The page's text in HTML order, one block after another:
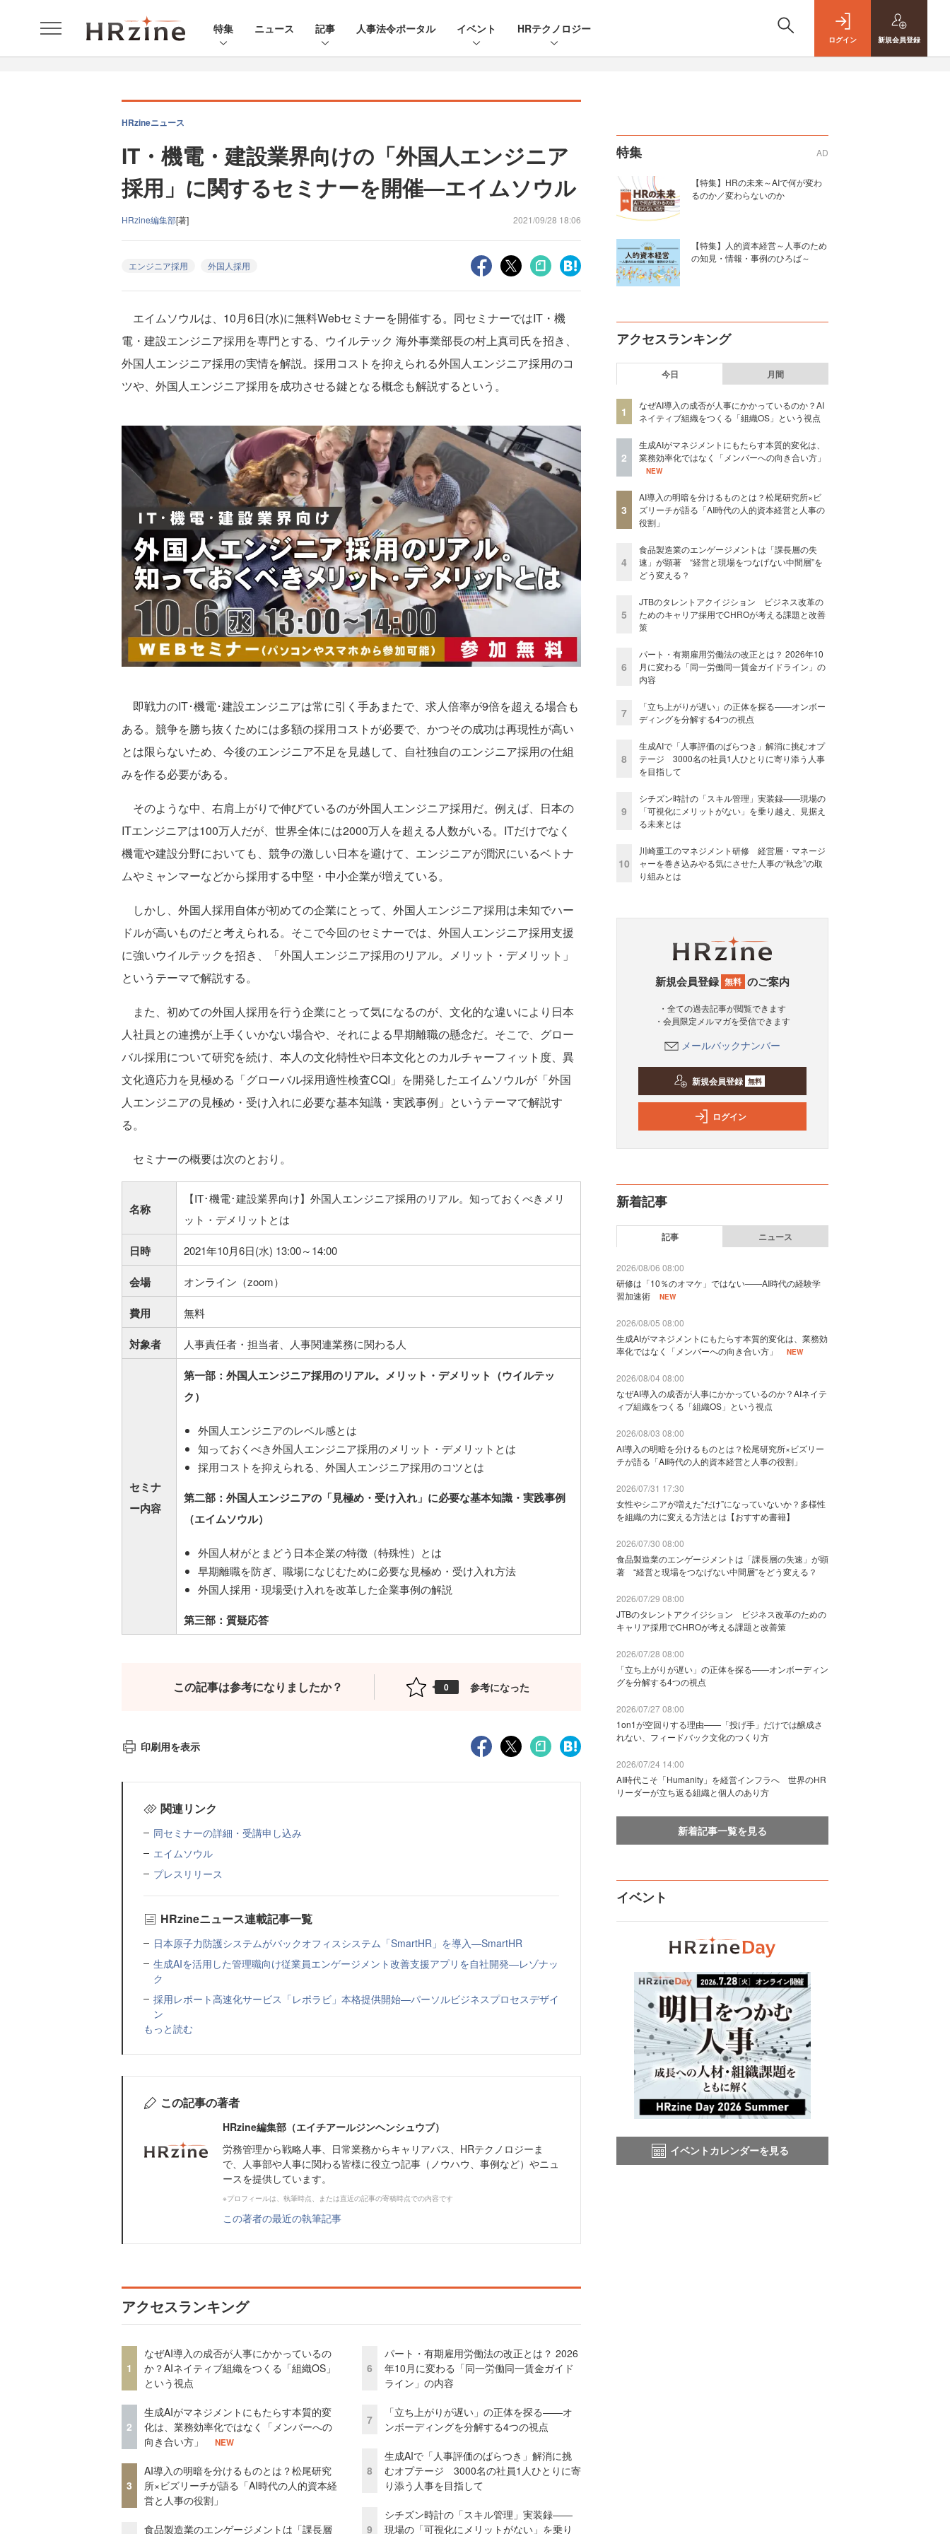
特集 ニュース 記事 人事法令ポータル イベント HRテクノロジー
ログイン 新規会員登録
HRzineニュース
IT・機電・建設業界向けの「外国人エンジニア
採用」に関するセミナーを開催―エイムソウル
HRzine編集部[著] 2021/09/28 18:06
エンジニア採用 外国人採用
エイムソウルは、10月6日(水)に無料Webセミナーを開催する。同セミナーではIT・機
電・建設エンジニア採用を専門とする、ウイルテック 海外事業部長の村上真司氏を招き、
外国人エンジニア採用の実情を解説。採用コストを抑えられる外国人エンジニア採用のコ
ツや、外国人エンジニア採用を成功させる鍵となる概念も解説するという。
即戦力のIT･機電･建設エンジニアは常に引く手あまたで、求人倍率が9倍を超える場合も
ある。競争を勝ち抜くためには多額の採用コストが必要で、かつその成功は再現性が高い
とは限らないため、今後のエンジニア不足を見越して、自社独自のエンジニア採用の仕組
みを作る必要がある。
そのような中、右肩上がりで伸びているのが外国人エンジニア採用だ。例えば、日本の
ITエンジニアは100万人だが、世界全体には2000万人を超える人数がいる。ITだけでなく
機電や建設分野においても、競争の激しい日本を避けて、エンジニアが潤沢にいるベトナ
ムやミャンマーなどから採用する中堅・中小企業が増えている。
しかし、外国人採用自体が初めての企業にとって、外国人エンジニア採用は未知でハー
ドルが高いものだと考えられる。そこで今回のセミナーでは、外国人エンジニア採用支援
に強いウイルテックを招き、「外国人エンジニア採用のリアル。メリット・デメリット」
というテーマで解説する。
また、初めての外国人採用を行う企業にとって気になるのが、文化的な違いにより日本
人社員との連携が上手くいかない場合や、それによる早期離職の懸念だ。そこで、グロー
バル採用について研究を続け、本人の文化特性や日本文化とのカルチャーフィット度、異
文化適応力を見極める「グローバル採用適性検査CQI」を開発したエイムソウルが「外国
人エンジニアの見極め・受け入れに必要な基本知識・実践事例」というテーマで解説す
る。
セミナーの概要は次のとおり。
名称
【IT･機電･建設業界向け】外国人エンジニア採用のリアル。知っておくべきメリ
ット・デメリットとは
日時 2021年10月6日(水) 13:00～14:00
会場 オンライン（zoom）
費用 無料
対象者 人事責任者・担当者、人事関連業務に関わる人
セミナ
ー内容
第一部：外国人エンジニア採用のリアル。メリット・デメリット（ウイルテッ
ク）
外国人エンジニアのレベル感とは
知っておくべき外国人エンジニア採用のメリット・デメリットとは
採用コストを抑えられる、外国人エンジニア採用のコツとは
第二部：外国人エンジニアの「見極め・受け入れ」に必要な基本知識・実践事例
（エイムソウル）
外国人材がとまどう日本企業の特徴（特殊性）とは
早期離職を防ぎ、職場になじむために必要な見極め・受け入れ方法
外国人採用・現場受け入れを改革した企業事例の解説
第三部：質疑応答
この記事は参考になりましたか？ 0 参考になった
印刷用を表示
関連リンク
同セミナーの詳細・受講申し込み
エイムソウル
プレスリリース
HRzineニュース連載記事一覧
日本原子力防護システムがバックオフィスシステム「SmartHR」を導入—SmartHR
生成AIを活用した管理職向け従業員エンゲージメント改善支援アプリを自社開発—レゾナッ
ク
採用レポート高速化サービス「レポラビ」本格提供開始—パーソルビジネスプロセスデザイ
ン
もっと読む
この記事の著者
HRzine編集部（エイチアールジンヘンシュウブ）
労務管理から戦略人事、日常業務からキャリアパス、HRテクノロジーま
で、人事部や人事に関わる皆様に役立つ記事（ノウハウ、事例など）やニュ
ースを提供しています。
※プロフィールは、執筆時点、または直近の記事の寄稿時点での内容です
この著者の最近の執筆記事
アクセスランキング
1
なぜAI導入の成否が人事にかかっているの
か？AIネイティブ組織をつくる「組織OS」
という視点
2
生成AIがマネジメントにもたらす本質的変
化は、業務効率化ではなく「メンバーへの
向き合い方」
NEW
3
AI導入の明暗を分けるものとは？松尾研究
所×ビズリーチが語る「AI時代の人的資本経
営と人事の役割」
食品製造業のエンゲージメントは「課長層
6
パート・有期雇用労働法の改正とは？ 2026
年10月に変わる「同一労働同一賃金ガイド
ライン」の内容
7
「立ち上がりが遅い」の正体を探る——オ
ンボーディングを分解する4つの視点
8
生成AIで「人事評価のばらつき」解消に挑
むオプテージ 3000名の社員1人ひとりに寄
り添う人事を目指して
9
シチズン時計の「スキル管理」実装録——
現場の「可視化にメリットがない」を乗り
特集 AD
【特集】HRの未来～AIで何が変わ
るのか／変わらないのか
【特集】人的資本経営～人事のため
の知見・情報・事例のひろば～
アクセスランキング
今日 月間
1
なぜAI導入の成否が人事にかかっているのか？AI
ネイティブ組織をつくる「組織OS」という視点
2
生成AIがマネジメントにもたらす本質的変化は、
業務効率化ではなく「メンバーへの向き合い方」
NEW
3
AI導入の明暗を分けるものとは？松尾研究所×ビ
ズリーチが語る「AI時代の人的資本経営と人事の
役割」
4
食品製造業のエンゲージメントは「課長層の失
速」が顕著 “経営と現場をつなげない中間層”を
どう変える？
5
JTBのタレントアクイジション ビジネス改革の
ためのキャリア採用でCHROが考える課題と改善
策
6
パート・有期雇用労働法の改正とは？ 2026年10
月に変わる「同一労働同一賃金ガイドライン」の
内容
7
「立ち上がりが遅い」の正体を探る——オンボー
ディングを分解する4つの視点
8
生成AIで「人事評価のばらつき」解消に挑むオプ
テージ 3000名の社員1人ひとりに寄り添う人事
を目指して
9
シチズン時計の「スキル管理」実装録——現場の
「可視化にメリットがない」を乗り越え、見据え
る未来とは
10
川崎重工のマネジメント研修 経営層・マネージ
ャーを巻き込みやる気にさせた人事の“執念”の取
り組みとは
新規会員登録 無料 のご案内
・全ての過去記事が閲覧できます
・会員限定メルマガを受信できます
メールバックナンバー
新規会員登録 無料
ログイン
新着記事
記事 ニュース
2026/08/06 08:00
研修は「10％のオマケ」ではない——AI時代の経験学
習加速術
NEW
2026/08/05 08:00
生成AIがマネジメントにもたらす本質的変化は、業務効
率化ではなく「メンバーへの向き合い方」
NEW
2026/08/04 08:00
なぜAI導入の成否が人事にかかっているのか？AIネイテ
ィブ組織をつくる「組織OS」という視点
2026/08/03 08:00
AI導入の明暗を分けるものとは？松尾研究所×ビズリー
チが語る「AI時代の人的資本経営と人事の役割」
2026/07/31 17:30
女性やシニアが増えた“だけ”になっていないか？多様性
を組織の力に変える方法とは【おすすめ書籍】
2026/07/30 08:00
食品製造業のエンゲージメントは「課長層の失速」が顕
著 “経営と現場をつなげない中間層”をどう変える？
2026/07/29 08:00
JTBのタレントアクイジション ビジネス改革のための
キャリア採用でCHROが考える課題と改善策
2026/07/28 08:00
「立ち上がりが遅い」の正体を探る——オンボーディン
グを分解する4つの視点
2026/07/27 08:00
1on1が空回りする理由——「投げ手」だけでは醸成さ
れない、フィードバック文化のつくり方
2026/07/24 14:00
AI時代こそ「Humanity」を経営インフラへ 世界のHR
リーダーが立ち返る組織と個人のあり方
新着記事一覧を見る
イベント
イベントカレンダーを見る